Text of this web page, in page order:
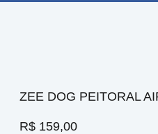
ZEE DOG PEITORAL
R$ 159,00